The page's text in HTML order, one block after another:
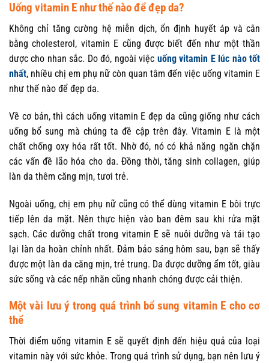
Uống vitamin E như thế nào để đẹp da?
Không chỉ tăng cường hệ miễn dịch, ổn định huyết áp và cân
bằng cholesterol, vitamin E cũng được biết đến như một thần
dược cho nhan sắc. Do đó, ngoài việc uống vitamin E lúc nào tốt
nhất, nhiều chị em phụ nữ còn quan tâm đến việc uống vitamin E
như thế nào để đẹp da.
Về cơ bản, thì cách uống vitamin E đẹp da cũng giống như cách
uống bổ sung mà chúng ta đề cập trên đây. Vitamin E là một
chất chống oxy hóa rất tốt. Nhờ đó, nó có khả năng ngăn chặn
các vấn đề lão hóa cho da. Đồng thời, tăng sinh collagen, giúp
làn da thêm căng mịn, tươi trẻ.
Ngoài uống, chị em phụ nữ cũng có thể dùng vitamin E bôi trực
tiếp lên da mặt. Nên thực hiện vào ban đêm sau khi rửa mặt
sạch. Các dưỡng chất trong vitamin E sẽ nuôi dưỡng và tái tạo
lại làn da hoàn chỉnh nhất. Đảm bảo sáng hôm sau, bạn sẽ thấy
được một làn da căng mịn, trẻ trung. Da được dưỡng ẩm tốt, giàu
sức sống và các nếp nhăn cũng nhanh chóng được cải thiện.
Một vài lưu ý trong quá trình bổ sung vitamin E cho cơ
thể
Thời điểm uống vitamin E sẽ quyết định đến hiệu quả của loại
vitamin này với sức khỏe. Trong quá trình sử dụng, bạn nên lưu ý